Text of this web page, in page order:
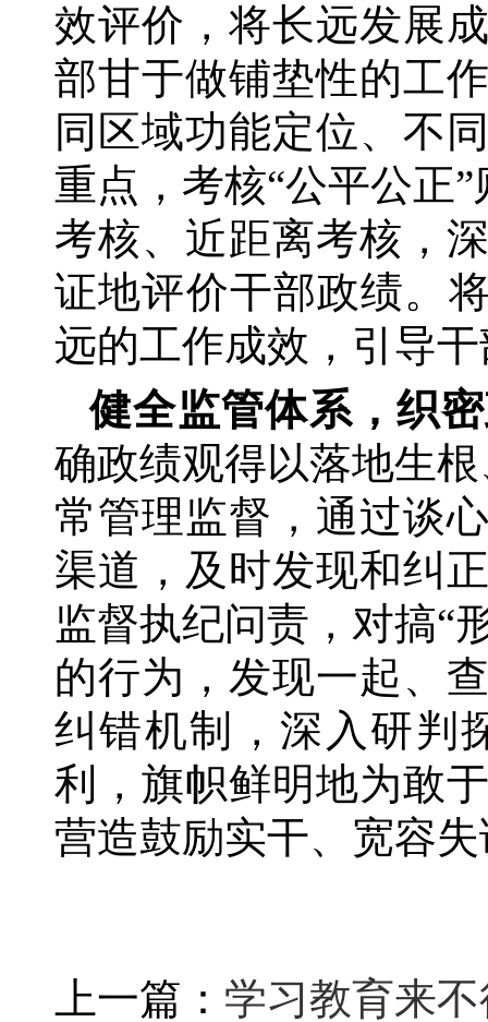
效评价，将长远发展
部甘于做铺垫性的工
同区域功能定位、不
重点，考核“公平公正
考核、近距离考核，
证地评价干部政绩。
远的工作成效，引导
健全监管体系，织
确政绩观得以落地生
常管理监督，通过谈
渠道，及时发现和纠
监督执纪问责，对搞“
的行为，发现一起、
纠错机制，深入研判
利，旗帜鲜明地为敢
营造鼓励实干、宽容
上一篇： 学习教育来